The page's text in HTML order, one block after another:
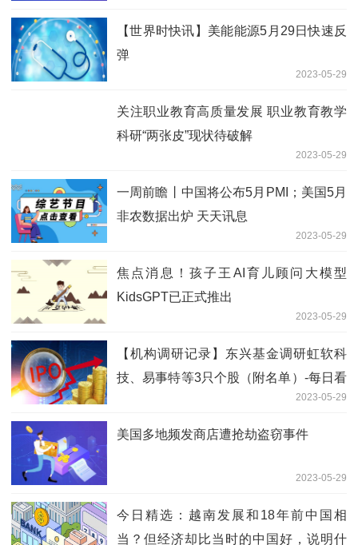
【世界时快讯】美能能源5月29日快速反
弹
2023-05-29
关注职业教育高质量发展 职业教育教学
科研“两张皮”现状待破解
2023-05-29
一周前瞻丨中国将公布5月PMI；美国5月
非农数据出炉 天天讯息
2023-05-29
焦点消息！孩子王AI育儿顾问大模型
KidsGPT已正式推出
2023-05-29
【机构调研记录】东兴基金调研虹软科
技、易事特等3只个股（附名单）-每日看
2023-05-29
美国多地频发商店遭抢劫盗窃事件
2023-05-29
今日精选：越南发展和18年前中国相
当？但经济却比当时的中国好，说明什